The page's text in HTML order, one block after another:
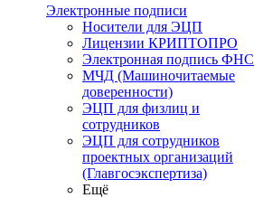
Электронные подписи
Носители для ЭЦП
Лицензии КРИПТОПРО
Электронная подпись ФНС
МЧД (Машиночитаемые
доверенности)
ЭЦП для физлиц и
сотрудников
ЭЦП для сотрудников
проектных организаций
(Главгосэкспертиза)
Ещё